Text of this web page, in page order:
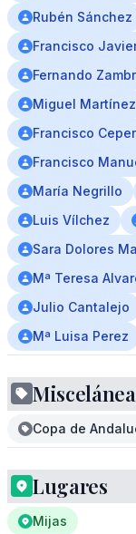
Rubén Sánchez
Francisco
Fernando
Miguel Martínez
Francisco
Francisco
María Negrillo
Luis Vílchez
Sara Dolores
Mª Teresa
Julio Cantalejo
Mª Luisa Perez
Copa de
Lugares
Mijas